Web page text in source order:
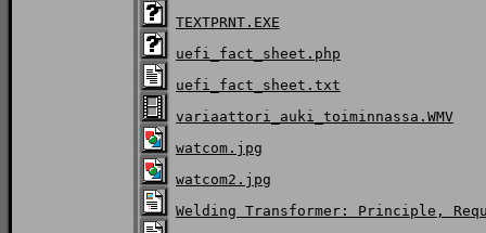
TEXTPRNT.EXE
uefi_fact_sheet.php
uefi_fact_sheet.txt
variaattori_auki_toiminnassa.WMV
watcom.jpg
watcom2.jpg
Welding Transformer: Principle,